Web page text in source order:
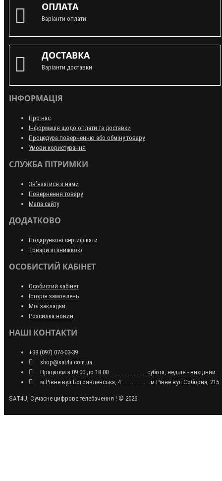
ОПЛАТА
Варіанти оплати
ДОСТАВКА
Варіанти доставки
ІНФОРМАЦІЯ
Про нас
Інформація щодо оплати та доставки
Процедура поверненню або обміну товару
Умови користування
СЛУЖБА ПІТРИМКИ
Зв’язатися з нами
Повернення товару
Мапа сайту
ДОДАТКОВО
Подарункові сертифікати
Товари зі знижкою
ОСОБИСТИЙ КАБІНЕТ
Особистий кабінет
Історія замовлень
Мої закладки
Розсилка новин
НАШІ КОНТАКТИ
+38 (097) 074-03-39
shop@sat4u.com.ua
Працюєм з 09:00 до 18:00 ........................ субота, неділя - вихідний.
м.Рівне вул.Богоявленська, 4 .................. м.Рівне вул.Соборна, 215
SAT4U, Сучасне цифрове телебачення ! © 2026